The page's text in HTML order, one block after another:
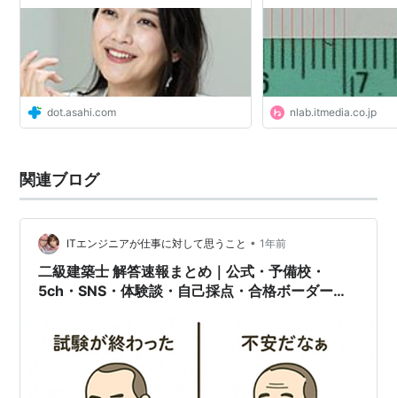
dot.asahi.com nlab.itmedia.co.jp
関連ブログ
ITエンジニアが仕事に対して思うこと • 1年前
二級建築士 解答速報まとめ｜公式・予備校・
5ch・SNS・体験談・自己採点・合格ボーダーラ